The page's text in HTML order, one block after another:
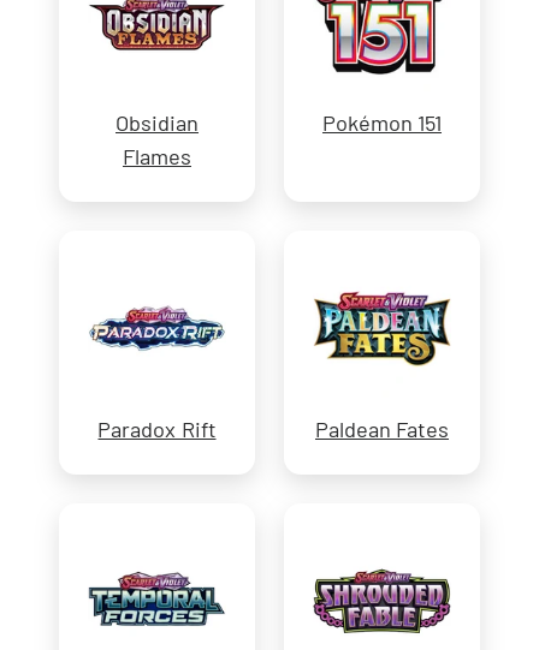
Obsidian
Flames
Pokémon 151
Paradox Rift Paldean Fates